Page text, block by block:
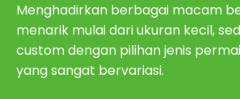
Menghadirkan berbagai macam
menarik mulai dari ukuran kecil,
custom dengan pilihan jenis
yang sangat bervariasi.